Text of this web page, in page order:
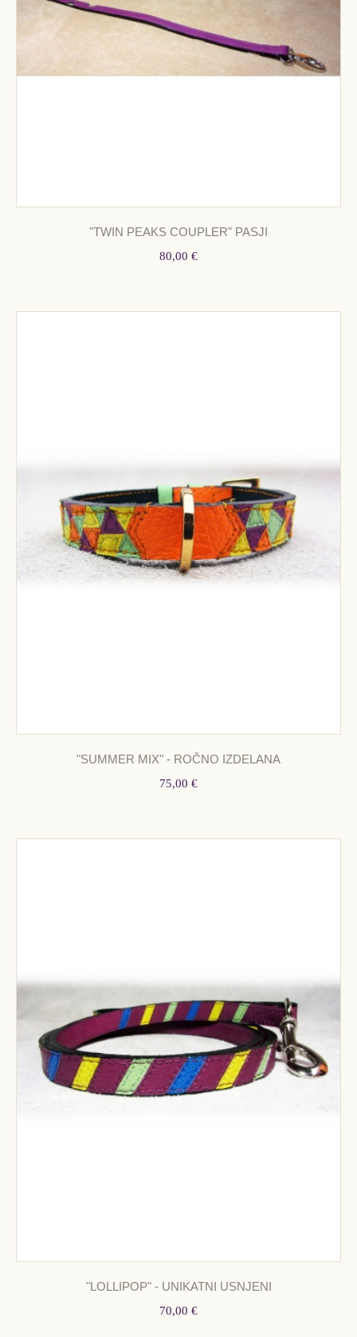
"TWIN PEAKS COUPLER" PASJI
80,00 €
"SUMMER MIX" - ROČNO IZDELANA
75,00 €
"LOLLIPOP" - UNIKATNI USNJENI
70,00 €